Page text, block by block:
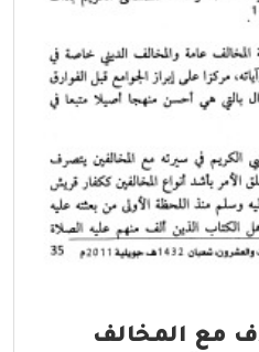
مع المخالف